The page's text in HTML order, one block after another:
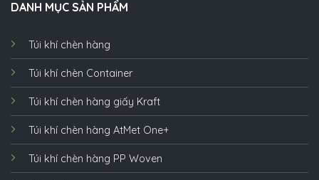
DANH MỤC SẢN PHẨM
Túi khí chèn hàng
Túi khí chèn Container
Túi khí chèn hàng giấy Kraft
Túi khí chèn hàng AtMet One+
Túi khí chèn hàng PP Woven